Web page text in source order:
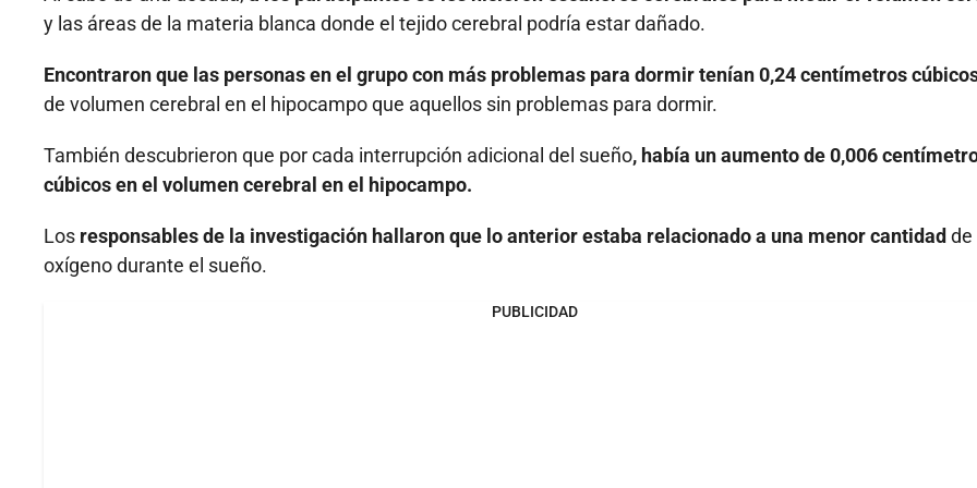
y las áreas de la materia blanca donde el tejido cerebral podría estar dañado.
Encontraron que las personas en el grupo con más problemas para dormir tenían 0,24 centímetros
de volumen cerebral en el hipocampo que aquellos sin problemas para dormir.
También descubrieron que por cada interrupción adicional del sueño, había un aumento de 0,006
cúbicos en el volumen cerebral en el hipocampo.
Los responsables de la investigación hallaron que lo anterior estaba relacionado a una menor cantidad de
oxígeno durante el sueño.
PUBLICIDAD